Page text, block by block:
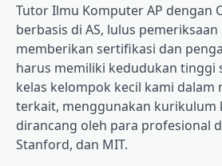
Tutor Ilmu Komputer AP dengan
berbasis di AS, lulus
memberikan sertifikasi dan
harus memiliki kedudukan tinggi
kelas kelompok kecil kami dalam
terkait, menggunakan kurikulum
dirancang oleh para profesional
Stanford, dan MIT.